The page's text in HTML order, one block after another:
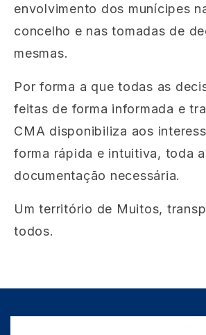
envolvimento dos munícipes
concelho e nas tomadas de
mesmas.
Por forma a que todas as
feitas de forma informada e
CMA disponibiliza aos
forma rápida e intuitiva, toda a
documentação necessária.
Um território de Muitos,
todos.